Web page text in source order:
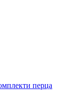
перца